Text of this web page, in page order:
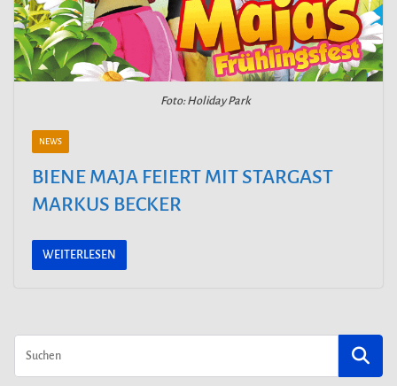
Foto: Holiday Park
NEWS
BIENE MAJA FEIERT MIT STARGAST
MARKUS BECKER
WEITERLESEN